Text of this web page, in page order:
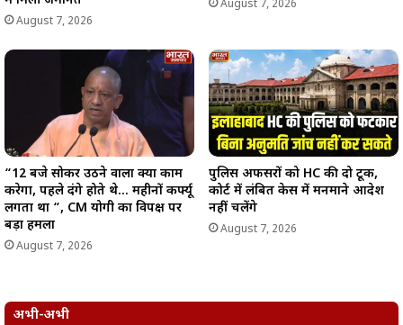
August 7, 2026
August 7, 2026
“12 बजे सोकर उठने वाला क्या काम
करेगा, पहले दंगे होते थे… महीनों कर्फ्यू
लगता था “, CM योगी का विपक्ष पर
बड़ा हमला
August 7, 2026
पुलिस अफसरों को HC की दो टूक,
कोर्ट में लंबित केस में मनमाने आदेश
नहीं चलेंगे
August 7, 2026
अभी-अभी